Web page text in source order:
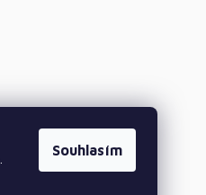
Souhlasím